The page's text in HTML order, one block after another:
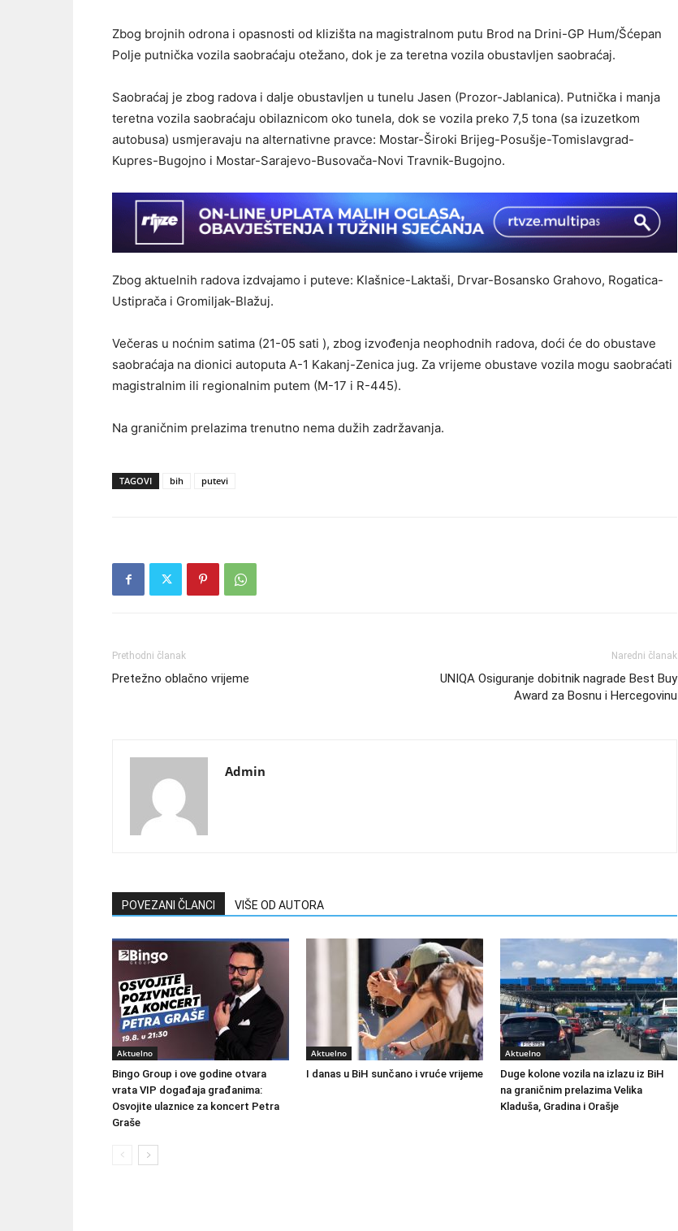
Zbog brojnih odrona i opasnosti od klizišta na magistralnom putu Brod na Drini-GP Hum/Šćepan
Polje putnička vozila saobraćaju otežano, dok je za teretna vozila obustavljen saobraćaj.
Saobraćaj je zbog radova i dalje obustavljen u tunelu Jasen (Prozor-Jablanica). Putnička i manja
teretna vozila saobraćaju obilaznicom oko tunela, dok se vozila preko 7,5 tona (sa izuzetkom
autobusa) usmjeravaju na alternativne pravce: Mostar-Široki Brijeg-Posušje-Tomislavgrad-
Kupres-Bugojno i Mostar-Sarajevo-Busovača-Novi Travnik-Bugojno.
Zbog aktuelnih radova izdvajamo i puteve: Klašnice-Laktaši, Drvar-Bosansko Grahovo, Rogatica-
Ustiprača i Gromiljak-Blažuj.
Večeras u noćnim satima (21-05 sati ), zbog izvođenja neophodnih radova, doći će do obustave
saobraćaja na dionici autoputa A-1 Kakanj-Zenica jug. Za vrijeme obustave vozila mogu saobraćati
magistralnim ili regionalnim putem (M-17 i R-445).
Na graničnim prelazima trenutno nema dužih zadržavanja.
TAGOVI bih putevi
Prethodni članak
Pretežno oblačno vrijeme
Naredni članak
UNIQA Osiguranje dobitnik nagrade Best Buy
Award za Bosnu i Hercegovinu
Admin
POVEZANI ČLANCI VIŠE OD AUTORA
Aktuelno
Bingo Group i ove godine otvara
vrata VIP događaja građanima:
Osvojite ulaznice za koncert Petra
Graše
Aktuelno
I danas u BiH sunčano i vruće vrijeme
Aktuelno
Duge kolone vozila na izlazu iz BiH
na graničnim prelazima Velika
Kladuša, Gradina i Orašje